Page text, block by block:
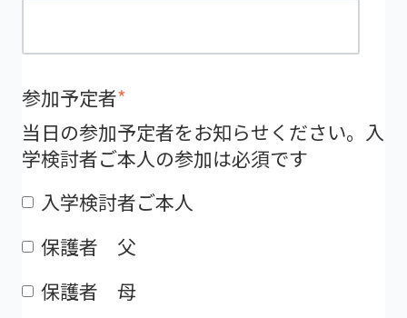
参加予定者*
当日の参加予定者をお知らせください。入
学検討者ご本人の参加は必須です
入学検討者ご本人
保護者 父
保護者 母